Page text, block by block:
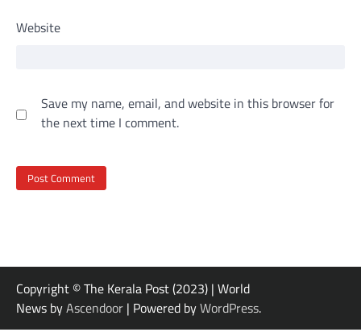
Website
Save my name, email, and website in this browser for
the next time I comment.
Copyright © The Kerala Post (2023) | World
News byAscendoor | Powered byWordPress.